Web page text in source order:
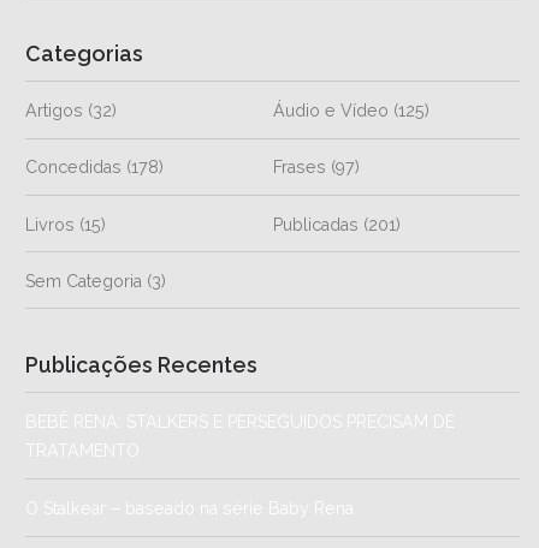
Categorias
Artigos (32) Áudio e Vídeo (125)
Concedidas (178) Frases (97)
Livros (15) Publicadas (201)
Sem Categoria (3)
Publicações Recentes
BEBÊ RENA: STALKERS E PERSEGUIDOS PRECISAM DE
TRATAMENTO
O Stalkear – baseado na série Baby Rena